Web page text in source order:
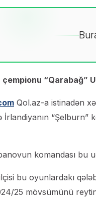
“Qarabağ”
Qol.az-a istinadən
İrlandiyanın “Şelburn”
komandası bu
bu oyunlardakı
25 mövsümünü